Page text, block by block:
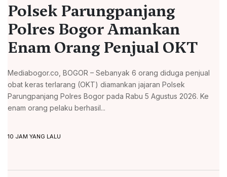
Polsek Parungpanjang
Polres Bogor Amankan
Enam Orang Penjual OKT
Mediabogor.co, BOGOR – Sebanyak 6 orang diduga penjual
obat keras terlarang (OKT) diamankan jajaran Polsek
Parungpanjang Polres Bogor pada Rabu 5 Agustus 2026. Ke
enam orang pelaku berhasil...
10 JAM YANG LALU